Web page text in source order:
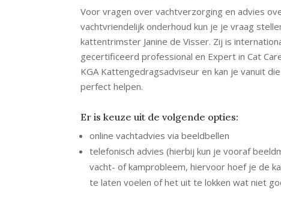
Voor vragen over vachtverzorging en advies
vachtvriendelijk onderhoud kun je je vraag
kattentrimster Janine de Visser. Zij is
gecertificeerd professional en Expert in Cat
KGA Kattengedragsadviseur en kan je vanuit
perfect helpen.
Er is keuze uit de volgende opties:
online vachtadvies via beeldbellen
telefonisch advies (hierbij kun je vooraf
vacht- of kamprobleem, hiervoor hoef je de
te laten voelen of het uit te lokken wat niet